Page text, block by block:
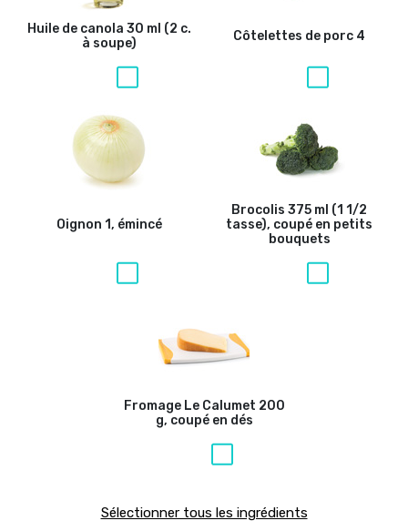
Huile de canola 30 ml (2 c.
à soupe)
Côtelettes de porc 4
Oignon 1, émincé
Brocolis 375 ml (1 1/2
tasse), coupé en petits
bouquets
Fromage Le Calumet 200
g, coupé en dés
Sélectionner tous les ingrédients